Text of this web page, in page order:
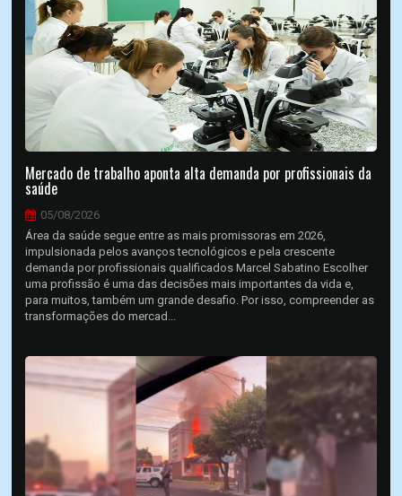
Mercado de trabalho aponta alta demanda por profissionais da
saúde
05/08/2026
Área da saúde segue entre as mais promissoras em 2026,
impulsionada pelos avanços tecnológicos e pela crescente
demanda por profissionais qualificados Marcel Sabatino Escolher
uma profissão é uma das decisões mais importantes da vida e,
para muitos, também um grande desafio. Por isso, compreender as
transformações do mercad...